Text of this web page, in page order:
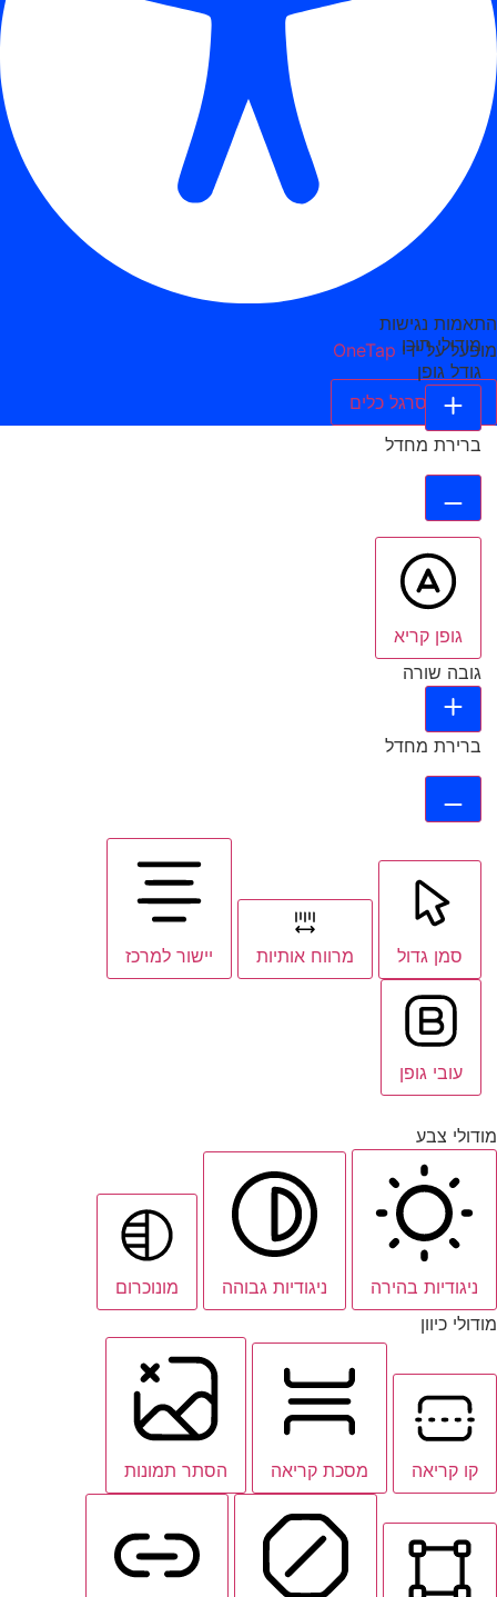
התאמות נגישות
מופעל על ידי OneTap
הסתר סרגל כלים
מודולי תוכן
גודל גופן
ברירת מחדל
גופן קריא
גובה שורה
ברירת מחדל
סמן גדול מרווח אותיות יישור למרכז
עובי גופן
מודולי צבע
ניגודיות בהירה ניגודיות גבוהה
מונוכרום
מודולי כיוון
קו קריאה מסכת קריאה הסתר תמונות